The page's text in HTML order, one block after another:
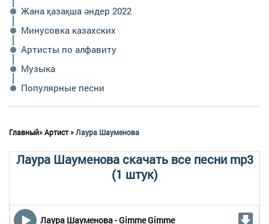
Жана қазақша әндер 2022
Минусовка казахских
Артисты по алфавиту
Музыка
Популярные песни
Главный»Артист» Лаура Шауменова
Лаура Шауменова скачать все песни mp3
(1 штук)
Лаура Шауменова - Gimme Gimme